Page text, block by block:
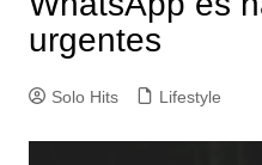
urgentes
Solo Hits Lifestyle